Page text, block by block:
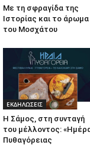
Με τη σφραγίδα της
Ιστορίας και το άρωμα
του Μοσχάτου
ΕΚΔΗΛΩΣΕΙΣ
Η Σάμος, στη συνταγή
του μέλλοντος:
Πυθαγόρειας